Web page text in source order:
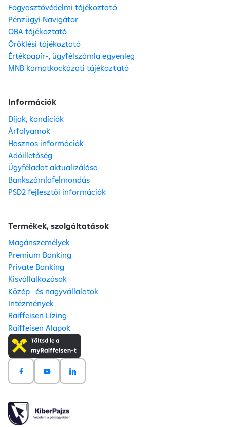
Fogyasztóvédelmi tájékoztató
Pénzügyi Navigátor
OBA tájékoztató
Öröklési tájékoztató
Értékpapír-, ügyfélszámla egyenleg
MNB kamatkockázati tájékoztató
Információk
Díjak, kondíciók
Árfolyamok
Hasznos információk
Adóilletőség
Ügyféladat aktualizálása
Bankszámlafelmondás
PSD2 fejlesztői információk
Termékek, szolgáltatások
Magánszemélyek
Premium Banking
Private Banking
Kisvállalkozások
Közép- és nagyvállalatok
Intézmények
Raiffeisen Lízing
Raiffeisen Alapok